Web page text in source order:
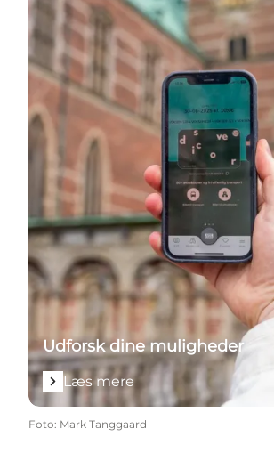
Udforsk dine muligheder
Læs mere
Foto: Mark Tanggaard